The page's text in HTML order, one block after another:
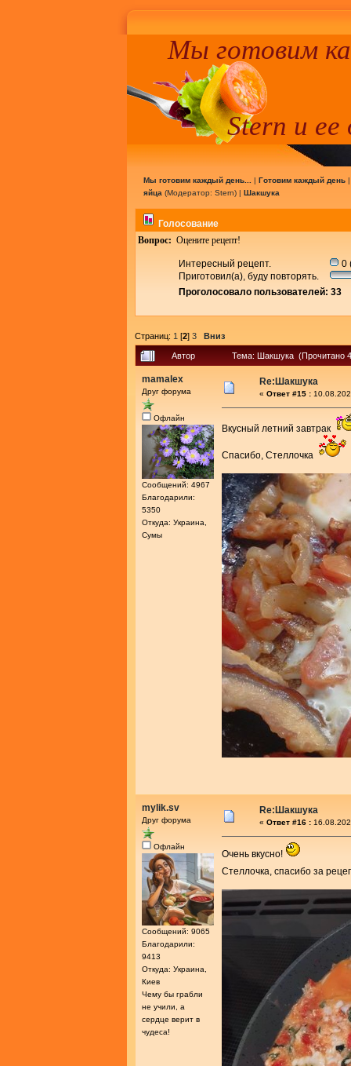
Мы готовим
Stern и ее
Мы готовим каждый день... | Готовим каждый день
яйца (Модератор: Stern) | Шакшука
Голосование
Вопрос: Оцените рецепт!
Интересный рецепт.
0
Приготовил(а), буду повторять.
Проголосовало пользователей: 33
Страниц: 1 [2] 3 Вниз
Автор Тема: Шакшука (Прочитано
mamalex
Друг форума
Офлайн
Сообщений: 4967
Благодарили:
5350
Откуда: Украина,
Сумы
Re:Шакшука
« Ответ #15 :
Вкусный летний завтрак
Спасибо, Стеллочка
mylik.sv
Друг форума
Офлайн
Сообщений: 9065
Благодарили:
9413
Откуда: Украина,
Киев
Чему бы грабли
не учили, а
сердце верит в
чудеса!
Re:Шакшука
« Ответ #16 :
Очень вкусно!
Стеллочка, спасибо за